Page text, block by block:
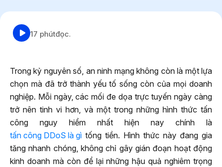
17 phútđọc.
Trong kỷ nguyên số, an ninh mạng không còn là một lựa
chọn mà đã trở thành yếu tố sống còn của mọi doanh
nghiệp. Mỗi ngày, các mối đe dọa trực tuyến ngày càng
trở nên tinh vi hơn, và một trong những hình thức tấn
công nguy hiểm nhất hiện nay chính là
tấn công DDoS là gì tống tiền. Hình thức này đang gia
tăng nhanh chóng, không chỉ gây gián đoạn hoạt động
kinh doanh mà còn để lại những hậu quả nghiêm trọng